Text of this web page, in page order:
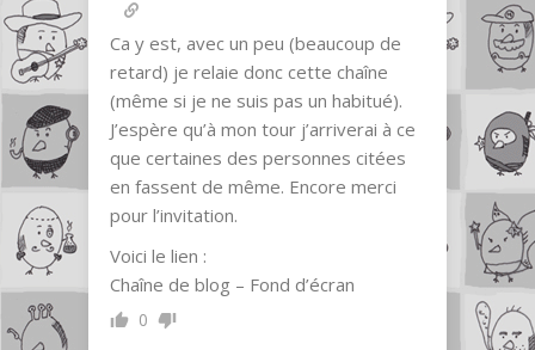
Ca y est, avec un peu (beaucoup de
retard) je relaie donc cette chaîne
(même si je ne suis pas un habitué).
J’espère qu’à mon tour j’arriverai à ce
que certaines des personnes citées
en fassent de même. Encore merci
pour l’invitation.
Voici le lien :
Chaîne de blog – Fond d’écran
0